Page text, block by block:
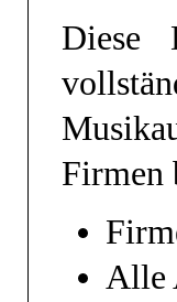
Diese
Firmen
Alle